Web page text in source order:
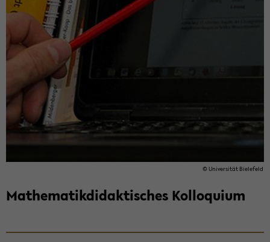
© Uni­ver­si­tät Bie­le­feld
Ma­the­ma­tik­di­dak­ti­sches Kol­lo­qui­um